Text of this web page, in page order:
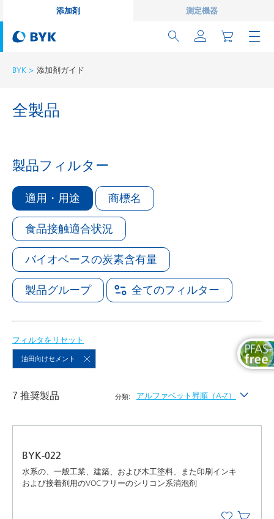
添加剤 測定機器
BYK 添加剤ガイド
全製品
製品フィルター
適用・用途 商標名
食品接触適合状況
バイオベースの炭素含有量
製品グループ 全てのフィルター
フィルタをリセット
油田向けセメント
7 推奨製品 分類: アルファベット昇順（A-Z）
BYK-022
水系の、一般工業、建築、および木工塗料、また印刷インキ
および接着剤用のVOCフリーのシリコン系消泡剤